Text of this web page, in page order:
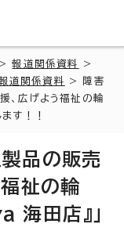
>報道関係資料
>
関係資料
> 障害
、広げよう福祉の輪
す！！
品の販売
福祉の輪
田店』」